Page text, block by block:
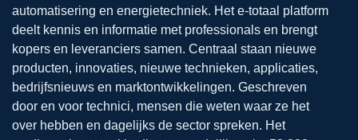
automatisering en energietechniek. Het e-totaal platform
deelt kennis en informatie met professionals en brengt
kopers en leveranciers samen. Centraal staan nieuwe
producten, innovaties, nieuwe technieken, applicaties,
bedrijfsnieuws en marktontwikkelingen. Geschreven
door en voor technici, mensen die weten waar ze het
over hebben en dagelijks de sector spreken. Het